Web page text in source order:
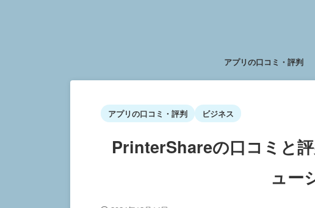
アプリの口コミ・評判
アプリの口コミ・評判 ビジネス
PrinterShareの口コミと
ュー